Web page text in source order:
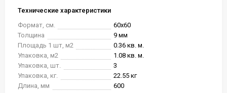
Технические характеристики
Формат, см.
60x60
Толщина
9 мм
Площадь 1 шт, м2
0.36 кв. м.
Упаковка, м2
1.08 кв. м.
Упаковка, шт.
3
Упаковка, кг.
22.55 кг
Длина, мм
600